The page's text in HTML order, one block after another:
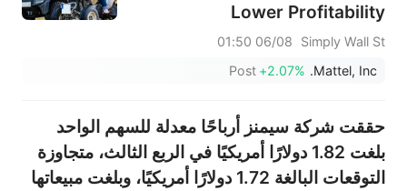
Lower Profitability
Simply Wall St
06/08 01:50
Mattel, Inc.
+2.07%
Post
حققت شركة سيمنز أرباحًا معدلة للسهم الواحد
بلغت 1.82 دولارًا أمريكيًا في الربع الثالث، متجاوزة
التوقعات البالغة 1.72 دولارًا أمريكيًا، وبلغت مبيعاتها